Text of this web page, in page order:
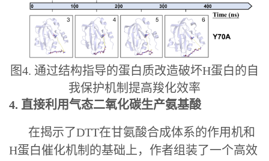
图4. 通过结构指导的蛋白质改造破坏H蛋白的自
我保护机制提高羧化效率
4. 直接利用气态二氧化碳生产氨基酸
在揭示了DTT在甘氨酸合成体系的作用机和
H蛋白催化机制的基础上，作者组装了一个高效